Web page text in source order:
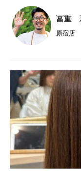
冨重
原宿店